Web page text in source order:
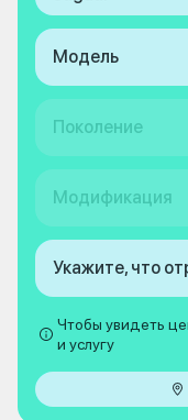
Модель
Поколение
Модификация
Укажите, что
Чтобы увидеть
и услугу